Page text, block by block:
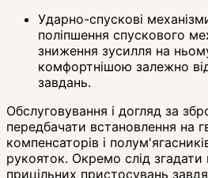
Ударно-спускові
поліпшення спускового
зниження зусилля на
комфортнішою залежно
завдань.
Обслуговування і догляд за
передбачати встановлення на
компенсаторів і
рукояток. Окремо слід згадати
прицільних пристосувань